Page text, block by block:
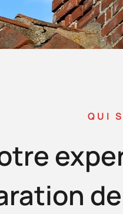
QUI